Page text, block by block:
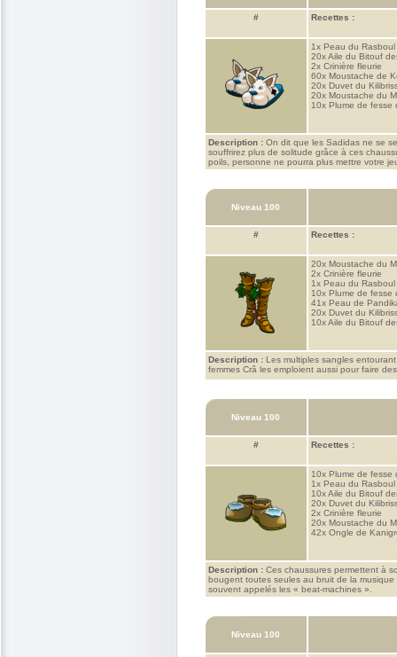
# Recettes :
1x Peau du Rasboul
20xAile du Bitouf
2x Crinière fleurie
60x Moustache de
20x Duvet du
20x Moustache du
10x Plume de fesse
Description : On dit que les Sadidas ne se
souffrirez plus de solitude grâce à ces
poils, personne ne pourra plus mettre votre
Niveau 100
# Recettes :
20x Moustache du
2x Crinière fleurie
1x Peau du Rasboul
10x Plume de fesse
41x Peau de
20x Duvet du
10xAile du Bitouf
Description : Les multiples sangles
femmes Crâ les emploient aussi pour faire
Niveau 100
# Recettes :
10x Plume de fesse
1x Peau du Rasboul
10xAile du Bitouf
20x Duvet du
2x Crinière fleurie
20x Moustache du
42x Ongle de
Description : Ces chaussures permettent à
bougent toutes seules au bruit de la
souvent appelés les « beat-machines ».
Niveau 100